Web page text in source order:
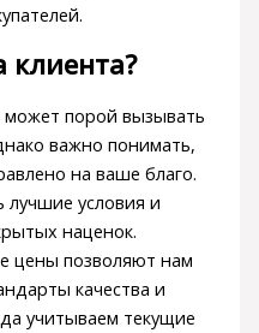
клиента?
может порой вызывать
важно понимать,
на ваше благо.
условия и
наценок.
цены позволяют нам
качества и
учитываем текущие